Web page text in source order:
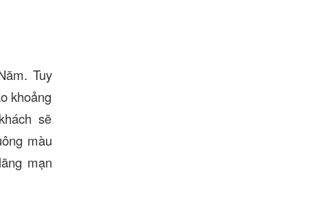
Tuy
khoảng
sẽ
màu
mạn